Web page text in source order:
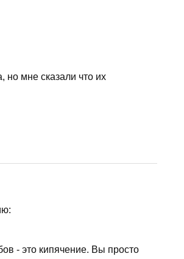
но мне сказали что их
- это кипячение. Вы просто